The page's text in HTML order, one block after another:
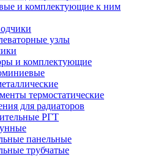
и комплектующие к ним
узлы
и комплектующие
термостатические
для радиаторов
РГТ
панельные
трубчатые